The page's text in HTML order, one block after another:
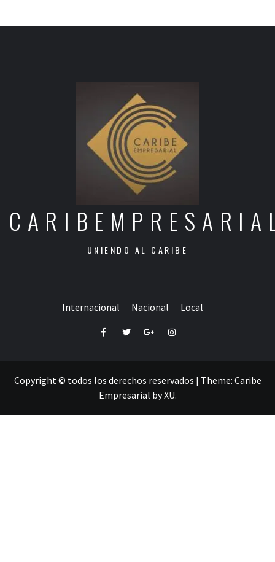
UNIENDO AL CARIBE
Internacional Nacional Local
FacebookTwitterGoogle+Instagram
Copyright © todos los derechos reservados | Theme: Caribe
Empresarial byXU.